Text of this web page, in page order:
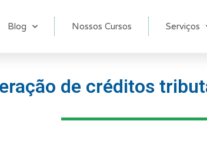
Blog Nossos Cursos Serviços
de créditos